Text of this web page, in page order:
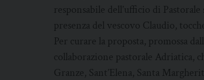
responsabile dell’ufficio di
presenza del vescovo Claudio,
Per curare la proposta, promossa
collaborazione pastorale Adriatica,
Granze, Sant’Elena, Santa